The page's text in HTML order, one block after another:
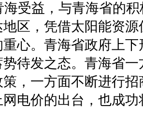
海受益，与青海省的
地区，凭借太阳能资
重心。青海省政府上
势待发之态。青海省
策，一方面不断进行
网电价的出台，也成